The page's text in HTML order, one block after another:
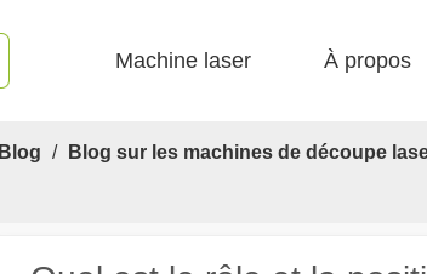
Machine laser À propos
Blog / Blog sur les machines de découpe